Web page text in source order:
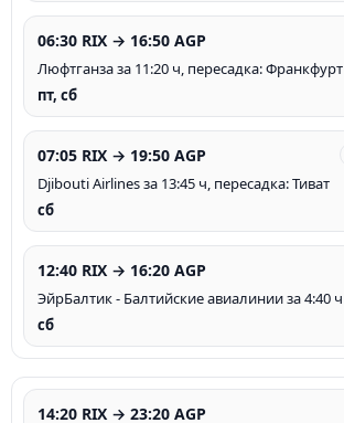
06:30 RIX → 16:50 AGP
Люфтганза за 11:20 ч, пересадка: Франкфурт
пт, сб
07:05 RIX → 19:50 AGP
Djibouti Airlines за 13:45 ч, пересадка: Тиват
сб
12:40 RIX → 16:20 AGP
ЭйрБалтик - Балтийские авиалинии за 4:40 ч
сб
14:20 RIX → 23:20 AGP